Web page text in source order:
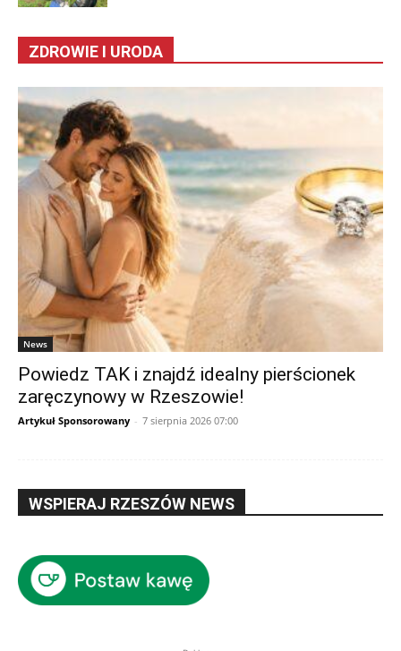
ZDROWIE I URODA
News
Powiedz TAK i znajdź idealny pierścionek
zaręczynowy w Rzeszowie!
Artykuł Sponsorowany - 7 sierpnia 2026 07:00
WSPIERAJ RZESZÓW NEWS